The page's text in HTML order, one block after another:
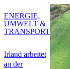
Irland arbeitet
an der
ENERGIE,
UMWELT &
TRANSPORT